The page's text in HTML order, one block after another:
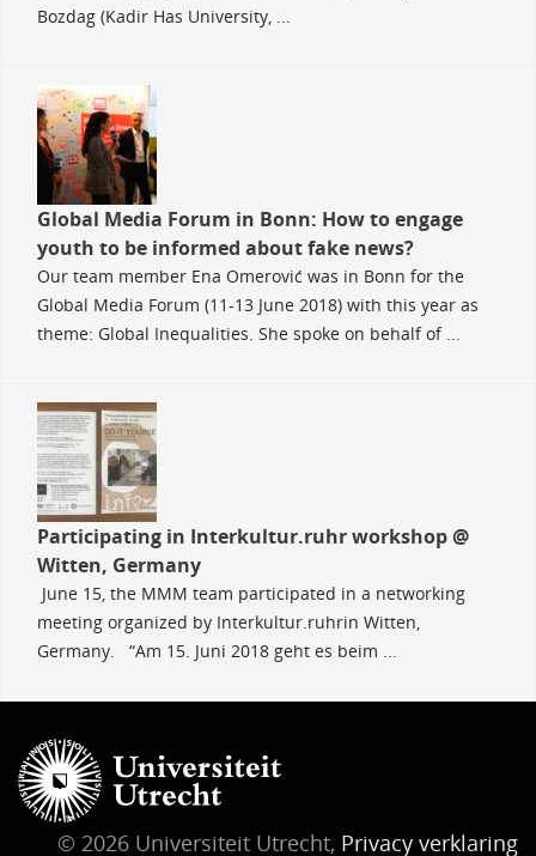
Bozdag (Kadir Has University, ...
Global Media Forum in Bonn: How to engage
youth to be informed about fake news?
Our team member Ena Omerović was in Bonn for the
Global Media Forum (11-13 June 2018) with this year as
theme: Global Inequalities. She spoke on behalf of ...
Participating in Interkultur.ruhr workshop @
Witten, Germany
June 15, the MMM team participated in a networking
meeting organized by Interkultur.ruhrin Witten,
Germany. “Am 15. Juni 2018 geht es beim ...
© 2026 Universiteit Utrecht, Privacy verklaring